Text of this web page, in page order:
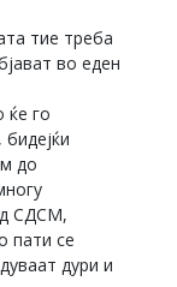
тие треба
во еден
ќе го
до
СДСМ,
пати се
дури и